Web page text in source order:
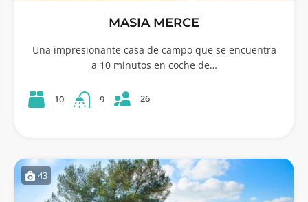
MASIA MERCE
Una impresionante casa de campo que se encuentra
a 10 minutos en coche de…
10 9 26
43